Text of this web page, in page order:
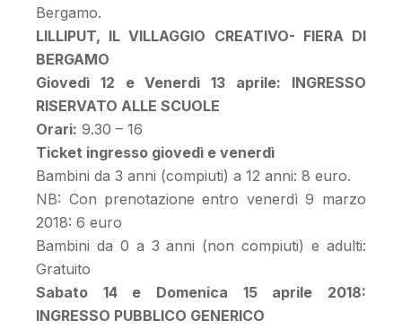
Bergamo.
LILLIPUT, IL VILLAGGIO CREATIVO- FIERA DI
BERGAMO
Giovedì 12 e Venerdì 13 aprile: INGRESSO
RISERVATO ALLE SCUOLE
Orari: 9.30 – 16
Ticket ingresso giovedì e venerdì
Bambini da 3 anni (compiuti) a 12 anni: 8 euro.
NB: Con prenotazione entro venerdì 9 marzo
2018: 6 euro
Bambini da 0 a 3 anni (non compiuti) e adulti:
Gratuito
Sabato 14 e Domenica 15 aprile 2018:
INGRESSO PUBBLICO GENERICO